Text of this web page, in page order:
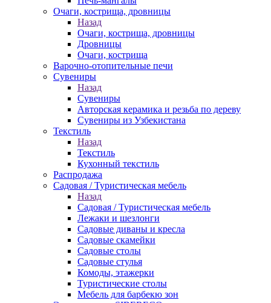
Очаги, кострища, дровницы
Назад
Очаги, кострища, дровницы
Дровницы
Очаги, кострища
Варочно-отопительные печи
Сувениры
Назад
Сувениры
Авторская керамика и резьба по дереву
Сувениры из Узбекистана
Текстиль
Назад
Текстиль
Кухонный текстиль
Распродажа
Садовая / Туристическая мебель
Назад
Садовая / Туристическая мебель
Лежаки и шезлонги
Садовые диваны и кресла
Садовые скамейки
Садовые столы
Садовые стулья
Комоды, этажерки
Туристические столы
Мебель для барбекю зон